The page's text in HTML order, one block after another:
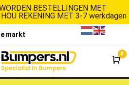
BESTELLINGEN MET
HOU REKENING MET 3-7 werkdagen
markt
0